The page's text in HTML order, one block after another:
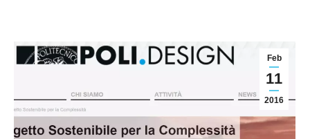
Feb
11
2016